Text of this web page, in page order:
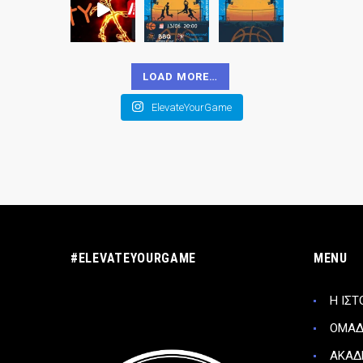
LOAD MORE…
ElevateYourGame
#ELEVATEYOURGAME MENU
Η